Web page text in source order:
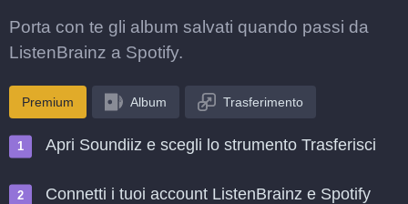
Porta con te gli album salvati quando passi da
ListenBrainz a Spotify.
Premium Album Trasferimento
Apri Soundiiz e scegli lo strumento Trasferisci
Connetti i tuoi account ListenBrainz e Spotify